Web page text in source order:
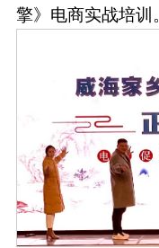
擎》电商实战培训。